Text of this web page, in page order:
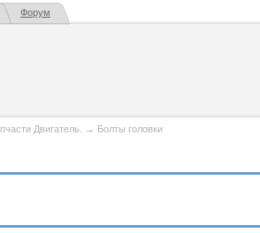
Форум
Двигатель. → Болты головки